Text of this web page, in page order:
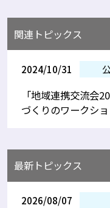
関連トピックス
2024/10/31
「地域連携交流会
づくりのワークシ
最新トピックス
2026/08/07